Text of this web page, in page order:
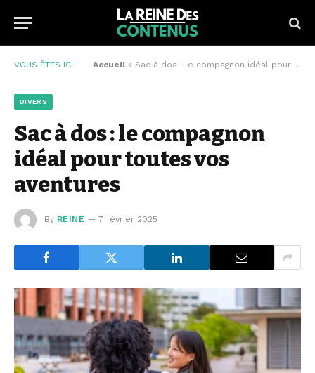
VOUS ÊTES ICI : Accueil » Sac à dos : le compagnon idéal pour toutes vos aventures
DIVERS
Sac à dos : le compagnon
idéal pour toutes vos
aventures
By REINE 7 février 2025